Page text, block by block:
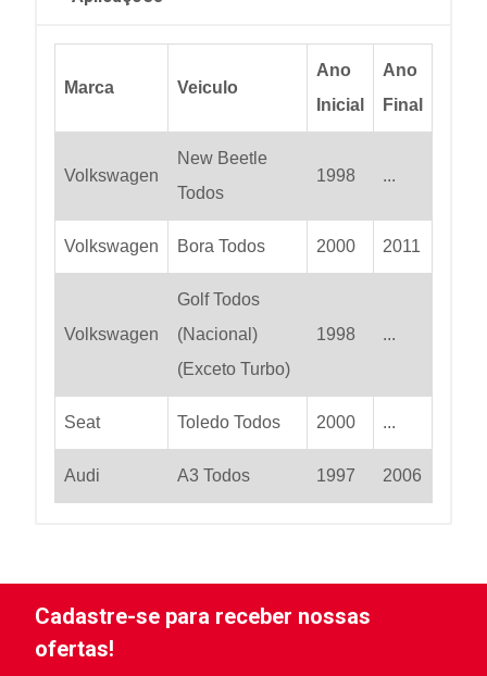
Marca Veiculo
Ano
Inicial
Ano
Final
Volkswagen
New Beetle
Todos
1998 ...
Volkswagen Bora Todos 2000 2011
Volkswagen
Golf Todos
(Nacional)
(Exceto Turbo)
1998 ...
Seat Toledo Todos 2000 ...
Audi A3 Todos 1997 2006
Cadastre-se para receber nossas
ofertas!